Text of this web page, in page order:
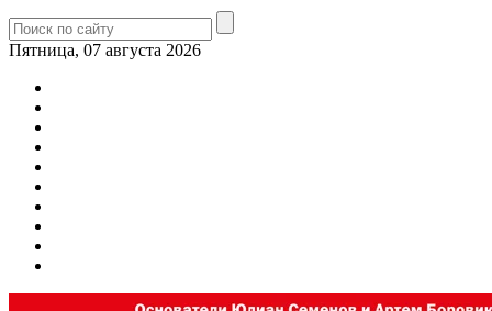
Пятница, 07 августа 2026